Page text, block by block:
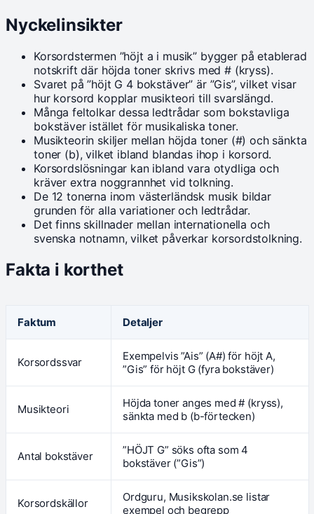
Nyckelinsikter
Korsordstermen ”höjt a i musik” bygger på etablerad
notskrift där höjda toner skrivs med # (kryss).
Svaret på ”höjt G 4 bokstäver” är ”Gis”, vilket visar
hur korsord kopplar musikteori till svarslängd.
Många feltolkar dessa ledtrådar som bokstavliga
bokstäver istället för musikaliska toner.
Musikteorin skiljer mellan höjda toner (#) och sänkta
toner (b), vilket ibland blandas ihop i korsord.
Korsordslösningar kan ibland vara otydliga och
kräver extra noggrannhet vid tolkning.
De 12 tonerna inom västerländsk musik bildar
grunden för alla variationer och ledtrådar.
Det finns skillnader mellan internationella och
svenska notnamn, vilket påverkar korsordstolkning.
Fakta i korthet
Faktum Detaljer
Korsordssvar
Exempelvis ”Ais” (A#) för höjt A,
”Gis” för höjt G (fyra bokstäver)
Musikteori
Höjda toner anges med # (kryss),
sänkta med b (b-förtecken)
Antal bokstäver
”HÖJT G” söks ofta som 4
bokstäver (”Gis”)
Korsordskällor
Ordguru, Musikskolan.se listar
exempel och begrepp